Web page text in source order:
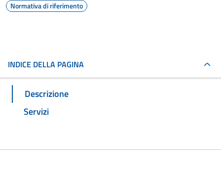
Normativa di riferimento
INDICE DELLA PAGINA
Descrizione
Servizi